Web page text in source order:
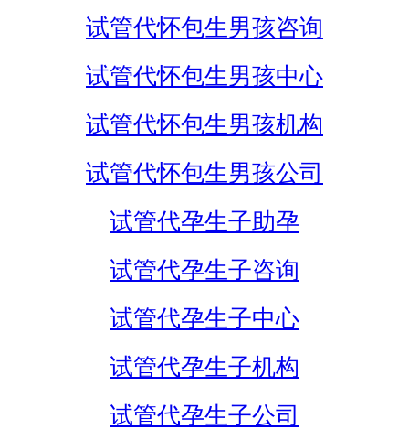
试管代怀包生男孩咨询
试管代怀包生男孩中心
试管代怀包生男孩机构
试管代怀包生男孩公司
试管代孕生子助孕
试管代孕生子咨询
试管代孕生子中心
试管代孕生子机构
试管代孕生子公司